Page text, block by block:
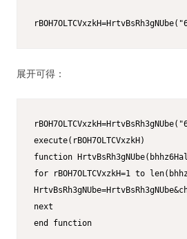
展开可得：
execute(rBOH7OLTCVxzkH)
function
for rBOH7OLTCVxzkH=1 to
next
end function